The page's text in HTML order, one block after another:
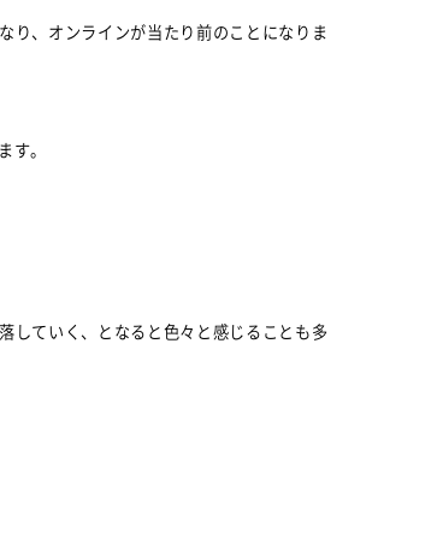
り、オンラインが当たり前のことになりま
す。
していく、となると色々と感じることも多